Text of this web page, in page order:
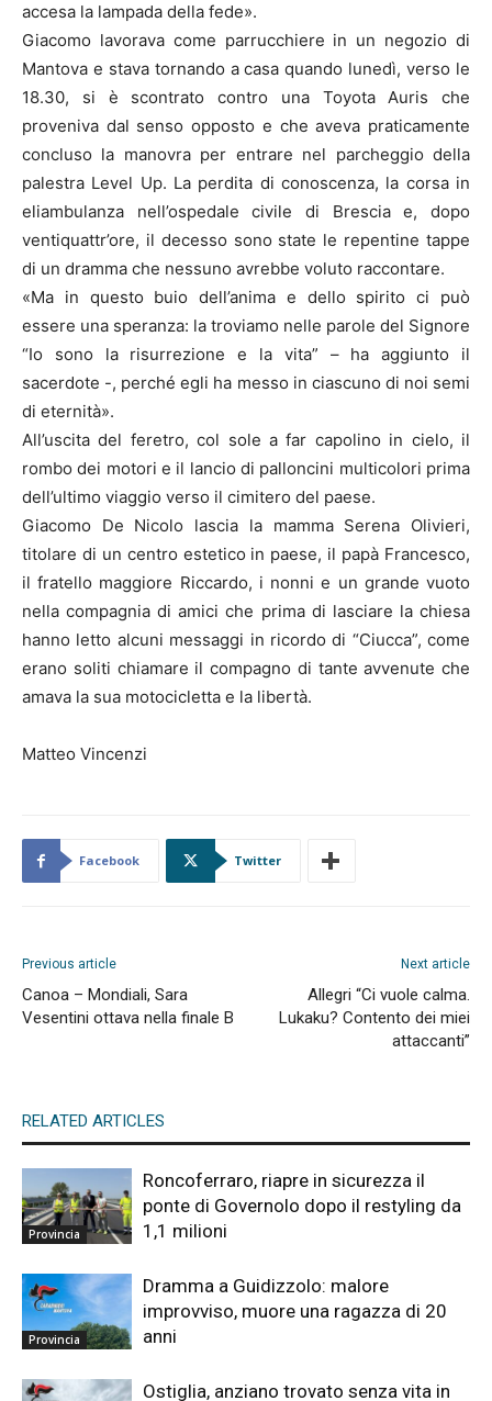
accesa la lampada della fede».
Giacomo lavorava come parrucchiere in un negozio di
Mantova e stava tornando a casa quando lunedì, verso le
18.30, si è scontrato contro una Toyota Auris che
proveniva dal senso opposto e che aveva praticamente
concluso la manovra per entrare nel parcheggio della
palestra Level Up. La perdita di conoscenza, la corsa in
eliambulanza nell’ospedale civile di Brescia e, dopo
ventiquattr’ore, il decesso sono state le repentine tappe
di un dramma che nessuno avrebbe voluto raccontare.
«Ma in questo buio dell’anima e dello spirito ci può
essere una speranza: la troviamo nelle parole del Signore
“Io sono la risurrezione e la vita” – ha aggiunto il
sacerdote -, perché egli ha messo in ciascuno di noi semi
di eternità».
All’uscita del feretro, col sole a far capolino in cielo, il
rombo dei motori e il lancio di palloncini multicolori prima
dell’ultimo viaggio verso il cimitero del paese.
Giacomo De Nicolo lascia la mamma Serena Olivieri,
titolare di un centro estetico in paese, il papà Francesco,
il fratello maggiore Riccardo, i nonni e un grande vuoto
nella compagnia di amici che prima di lasciare la chiesa
hanno letto alcuni messaggi in ricordo di “Ciucca”, come
erano soliti chiamare il compagno di tante avvenute che
amava la sua motocicletta e la libertà.
Matteo Vincenzi
Facebook Twitter
Previous article
Canoa – Mondiali, Sara
Vesentini ottava nella finale B
Next article
Allegri “Ci vuole calma.
Lukaku? Contento dei miei
attaccanti”
RELATED ARTICLES
Provincia
Roncoferraro, riapre in sicurezza il
ponte di Governolo dopo il restyling da
1,1 milioni
Provincia
Dramma a Guidizzolo: malore
improvviso, muore una ragazza di 20
anni
Ostiglia, anziano trovato senza vita in